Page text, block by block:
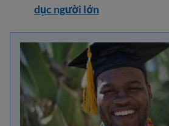
dục người lớn